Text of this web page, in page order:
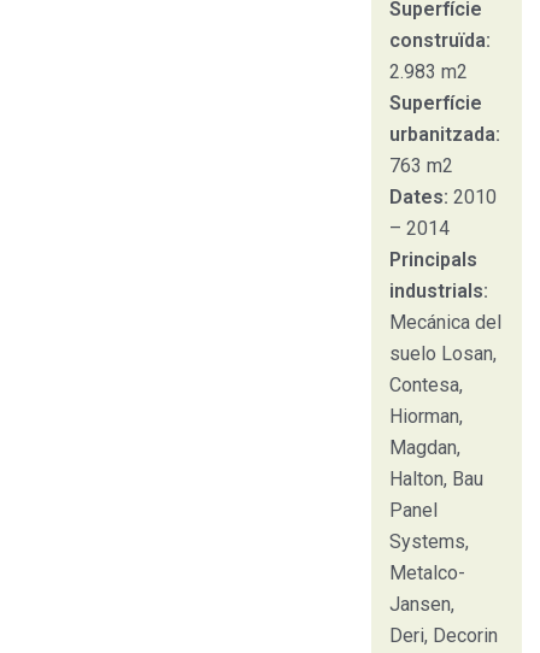
Superfície
construïda:
2.983 m2
Superfície
urbanitzada:
763 m2
Dates: 2010
– 2014
Principals
industrials:
Mecánica del
suelo Losan,
Contesa,
Hiorman,
Magdan,
Halton, Bau
Panel
Systems,
Metalco-
Jansen,
Deri, Decorin